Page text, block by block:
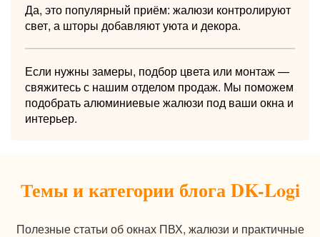
Да, это популярный приём: жалюзи контролируют
свет, а шторы добавляют уюта и декора.
Если нужны замеры, подбор цвета или монтаж —
свяжитесь с нашим отделом продаж. Мы поможем
подобрать алюминиевые жалюзи под ваши окна и
интерьер.
Темы и категории блога DK-Logi
Полезные статьи об окнах ПВХ, жалюзи и практичные